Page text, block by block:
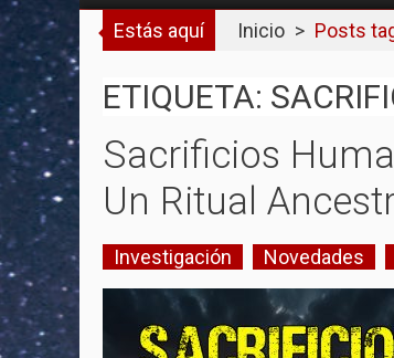
Estás aquí Inicio > Posts
ETIQUETA:
Sacrificios
Un Ritual
Investigación Novedades